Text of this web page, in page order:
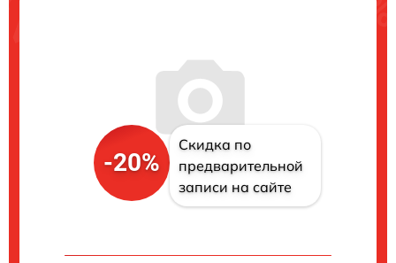
-20%
Скидка по
предварительной
записи на сайте